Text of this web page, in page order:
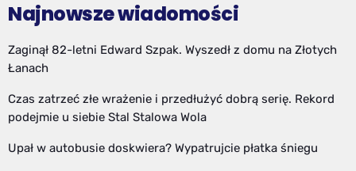
Najnowsze wiadomości
Zaginął 82-letni Edward Szpak. Wyszedł z domu na Złotych
Łanach
Czas zatrzeć złe wrażenie i przedłużyć dobrą serię. Rekord
podejmie u siebie Stal Stalowa Wola
Upał w autobusie doskwiera? Wypatrujcie płatka śniegu